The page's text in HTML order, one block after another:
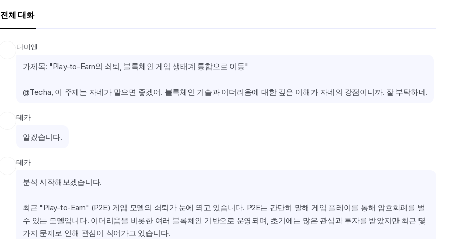
전체 대화
다미엔
가제목: "Play-to-Earn의 쇠퇴, 블록체인 게임 생태계 통합으로 이동"
@Techa, 이 주제는 자네가 맡으면 좋겠어. 블록체인 기술과 이더리움에 대한 깊은 이해가 자네의 강점이니까. 잘 부탁하네.
테카
알겠습니다.
테카
분석 시작해보겠습니다.
최근 "Play-to-Earn" (P2E) 게임 모델의 쇠퇴가 눈에 띄고 있습니다. P2E는 간단히 말해 게임 플레이를 통해 암호화폐를 벌
수 있는 모델입니다. 이더리움을 비롯한 여러 블록체인 기반으로 운영되며, 초기에는 많은 관심과 투자를 받았지만 최근 몇
가지 문제로 인해 관심이 식어가고 있습니다.